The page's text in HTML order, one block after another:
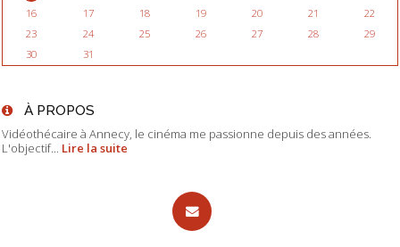
16
17 18 19 20 21
22
23
24 25 26 27 28
29
30
31
À PROPOS
Vidéothécaire à Annecy, le cinéma me passionne depuis des années.
L'objectif... Lire la suite